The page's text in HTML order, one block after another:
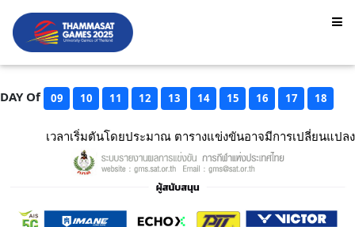
DAY Of 09 10 11 12 13 14 15 16 17 18
เวลาเริ่มตันโดยประมาณ ตารางแข่งขันอาจมีการเปลี่ยนแปลง